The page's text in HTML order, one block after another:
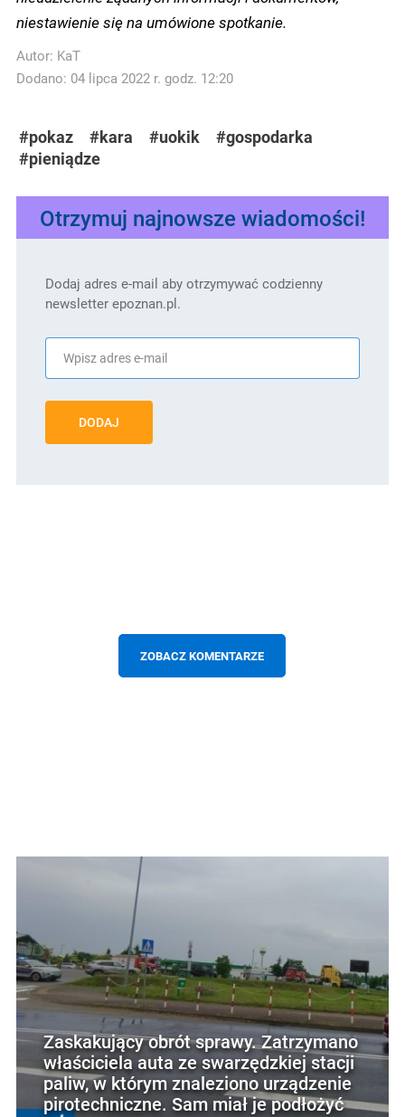
niestawienie się na umówione spotkanie.
Autor: KaT
Dodano: 04 lipca 2022 r. godz. 12:20
#pokaz #kara #uokik
#gospodarka
#pieniądze
Otrzymuj najnowsze wiadomości!
Dodaj adres e-mail aby otrzymywać codzienny
newsletter epoznan.pl.
DODAJ
ZOBACZ KOMENTARZE
Zaskakujący obrót sprawy. Zatrzymano
właściciela auta ze swarzędzkiej stacji
paliw, w którym znaleziono urządzenie
pirotechniczne. Sam miał je podłożyć